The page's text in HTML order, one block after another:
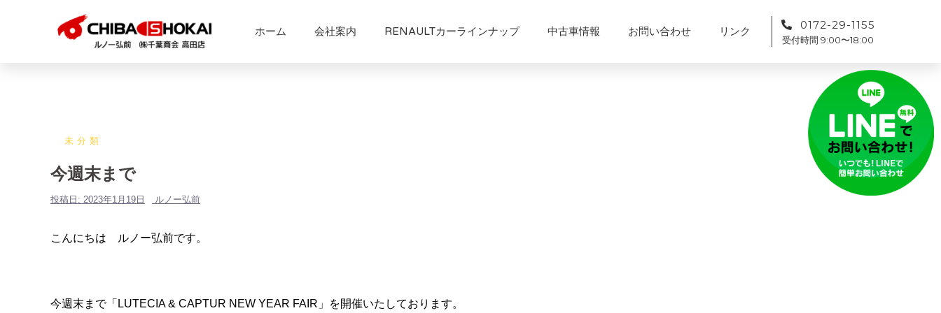
ホーム 会社案内 RENAULTカーラインナップ 中古車情報 お問い合わせ リンク 0172-29-1155
受付時間 9:00〜18:00
未分類
今週末まで
投稿日: 2023年1月19日 ルノー弘前
こんにちは ルノー弘前です。
今週末まで「LUTECIA & CAPTUR NEW YEAR FAIR」を開催いたしております。